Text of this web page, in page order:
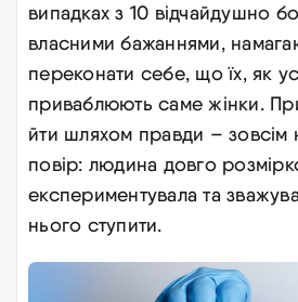
випадках з 10 відчайдушно
власними бажаннями,
переконати себе, що їх, як
приваблюють саме жінки.
йти шляхом правди – зовсім
повір: людина довго
експериментувала та
нього ступити.